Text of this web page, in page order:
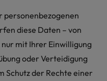
personenbezogenen
diese Daten – von
mit Ihrer Einwilligung
oder Verteidigung
Schutz der Rechte einer